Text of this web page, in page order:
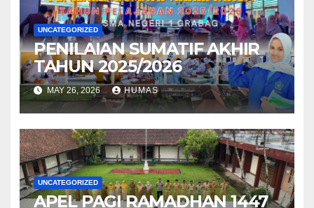
UNCATEGORIZED
PENILAIAN SUMATIF AKHIR
TAHUN 2025/2026
MAY 26, 2026 HUMAS
UNCATEGORIZED
APEL PAGI RAMADHAN 1447